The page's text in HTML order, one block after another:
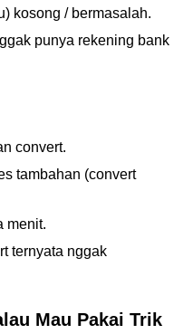
kosong / bermasalah.
punya rekening bank
convert.
tambahan (convert
menit.
ternyata nggak
Mau Pakai Trik